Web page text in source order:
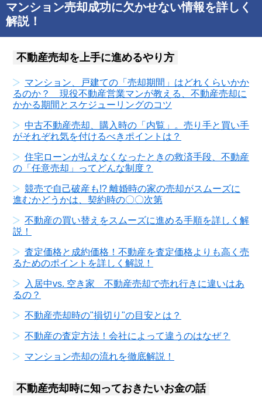
マンション売却成功に欠かせない情報を詳しく
解説！
不動産売却を上手に進めるやり方
マンション、戸建ての「売却期間」はどれくらいかか
るのか？ 現役不動産営業マンが教える、不動産売却に
かかる期間とスケジューリングのコツ
中古不動産売却、購入時の「内覧」。売り手と買い手
がそれぞれ気を付けるべきポイントは？
住宅ローンが払えなくなったときの救済手段、不動産
の「任意売却」ってどんな制度？
競売で自己破産も!? 離婚時の家の売却がスムーズに
進むかどうかは、契約時の〇〇次第
不動産の買い替えをスムーズに進める手順を詳しく解
説！
査定価格と成約価格！不動産を査定価格よりも高く売
るためのポイントを詳しく解説！
入居中vs. 空き家 不動産売却で売れ行きに違いはあ
るの？
不動産売却時の"損切り"の目安とは？
不動産の査定方法！会社によって違うのはなぜ？
マンション売却の流れを徹底解説！
不動産売却時に知っておきたいお金の話